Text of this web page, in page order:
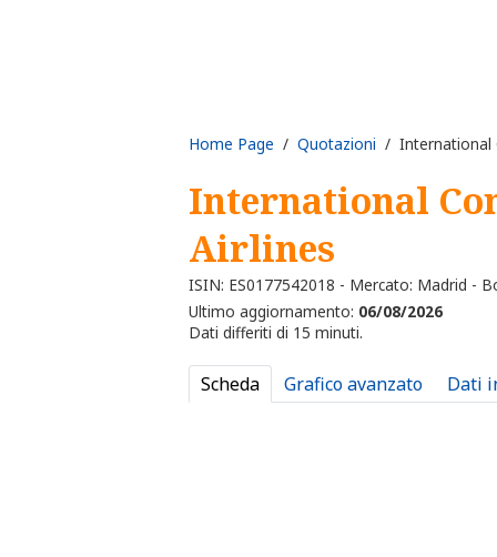
Home Page / Quotazioni / International
International
Airlines
ISIN: ES0177542018 - Mercato: Madrid -
Ultimo aggiornamento: 06/08/2026
Dati differiti di 15 minuti.
Scheda Grafico avanzato Dati